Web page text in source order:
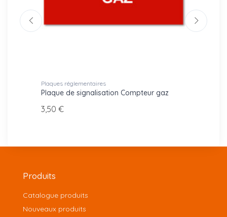
Plaques réglementaires
Plaque de signalisation Compteur gaz
3,50 €
Produits
Catalogue produits
Nouveaux produits